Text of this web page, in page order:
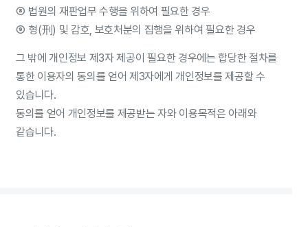
⑧ 법원의 재판업무 수행을 위하여 필요한 경우
⑨ 형(刑) 및 감호, 보호처분의 집행을 위하여 필요한 경우
그 밖에 개인정보 제3자 제공이 필요한 경우에는 합당한 절차를
통한 이용자의 동의를 얻어 제3자에게 개인정보를 제공할 수
있습니다.
동의를 얻어 개인정보를 제공받는 자와 이용목적은 아래와
같습니다.